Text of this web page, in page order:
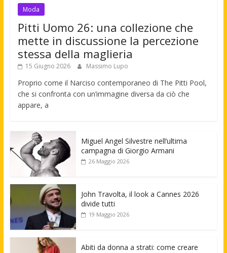
Moda
Pitti Uomo 26: una collezione che
mette in discussione la percezione
stessa della maglieria
15 Giugno 2026 Massimo Lupo
Proprio come il Narciso contemporaneo di The Pitti Pool,
che si confronta con un’immagine diversa da ciò che
appare, a
Miguel Angel Silvestre nell’ultima
campagna di Giorgio Armani
26 Maggio 2026
John Travolta, il look a Cannes 2026
divide tutti
19 Maggio 2026
Abiti da donna a strati: come creare